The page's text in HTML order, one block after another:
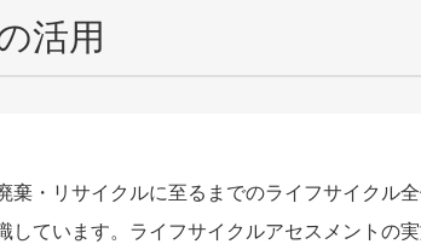
活用
・リサイクルに至るまでのライフサイクル
ています。ライフサイクルアセスメントの